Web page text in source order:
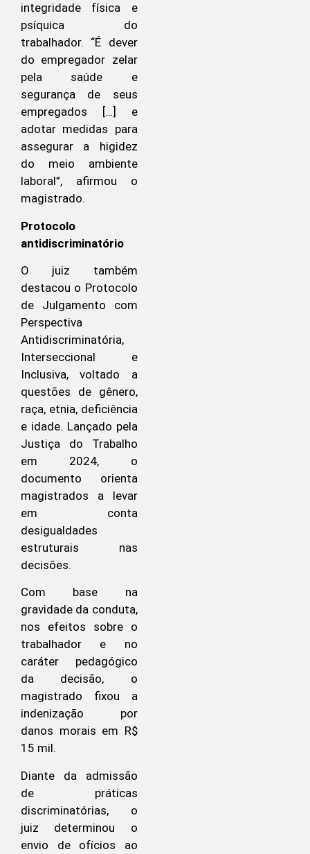
integridade física e
psíquica do
trabalhador. “É dever
do empregador zelar
pela saúde e
segurança de seus
empregados […] e
adotar medidas para
assegurar a higidez
do meio ambiente
laboral”, afirmou o
magistrado.
Protocolo
antidiscriminatório
O juiz também
destacou o Protocolo
de Julgamento com
Perspectiva
Antidiscriminatória,
Interseccional e
Inclusiva, voltado a
questões de gênero,
raça, etnia, deficiência
e idade. Lançado pela
Justiça do Trabalho
em 2024, o
documento orienta
magistrados a levar
em conta
desigualdades
estruturais nas
decisões.
Com base na
gravidade da conduta,
nos efeitos sobre o
trabalhador e no
caráter pedagógico
da decisão, o
magistrado fixou a
indenização por
danos morais em R$
15 mil.
Diante da admissão
de práticas
discriminatórias, o
juiz determinou o
envio de ofícios ao